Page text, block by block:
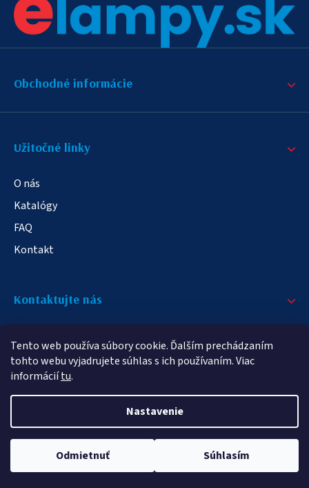
Tento web používa súbory cookie. Ďalším prechádzaním
tohto webu vyjadrujete súhlas s ich používaním. Viac
informáciítu.
Nastavenie
Odmietnuť Súhlasím
Obchodné informácie
Užitočné linky
O nás
Katalógy
FAQ
Kontakt
Kontaktujte nás
info@elampa.sk
Vytvoril Shoptet Premium
elampy.sk. Všetky práva vyhradené.